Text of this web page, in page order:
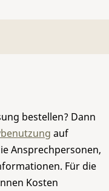
bestellen? Dann
auf
Ansprechpersonen,
Für die
Kosten